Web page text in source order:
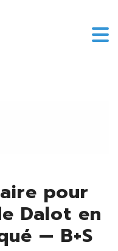
pour
Dalot en
— B+S